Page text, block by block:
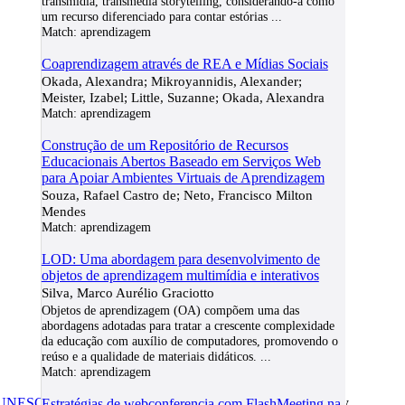
um recurso diferenciado para contar estórias...
Match: aprendizagem
Coaprendizagem através de REA e Mídias Sociais
Okada, Alexandra; Mikroyannidis, Alexander;
Meister, Izabel; Little, Suzanne; Okada, Alexandra
Match: aprendizagem
Construção de um Repositório de Recursos
Educacionais Abertos Baseado em Serviços Web
para Apoiar Ambientes Virtuais de Aprendizagem
Souza, Rafael Castro de; Neto, Francisco Milton
Mendes
Match: aprendizagem
LOD: Uma abordagem para desenvolvimento de
objetos de aprendizagem multimídia e interativos
Silva, Marco Aurélio Graciotto
Objetos de aprendizagem (OA) compõem uma das
abordagens adotadas para tratar a crescente complexidade
da educação com auxílio de computadores, promovendo o
reúso e a qualidade de materiais didáticos.
Match: aprendizagem